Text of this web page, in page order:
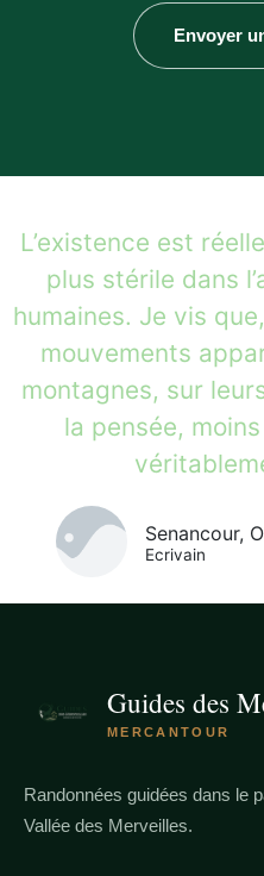
Envoyer
L’existence est
plus stérile dans
humaines. Je vis
mouvements
montagnes, sur
la pensée,
Senancour,
Ecrivain
Guides des
MERCANTOUR
Randonnées guidées dans le
Vallée des Merveilles.